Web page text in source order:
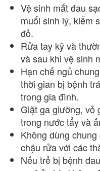
Vệ sinh mắt đau
muối sinh lý, kiểm
đỏ.
Rửa tay kỹ và
và sau khi vệ sinh
Hạn chế ngủ
thời gian bị bệnh
trong gia đình.
Giặt ga giường, vỏ
trong nước tẩy và
Không dùng
chậu rửa với các
Nếu trẻ bị bệnh